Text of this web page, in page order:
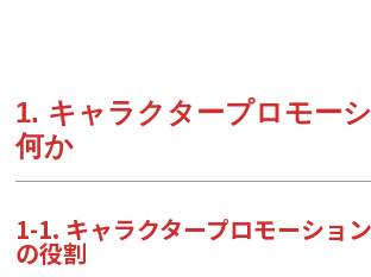
1. キャラクタープロモー
何か
1-1. キャラクタープロモーショ
の役割